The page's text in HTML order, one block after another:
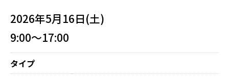
2026年5月16日(土)
9:00～17:00
タイプ